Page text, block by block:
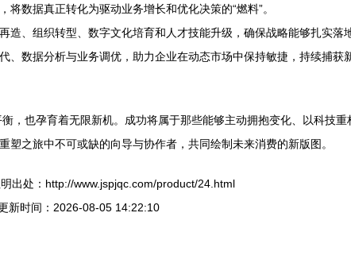
数据真正转化为驱动业务增长和优化决策的“燃料”。
造、组织转型、数字文化培育和人才技能升级，确保战略能够扎实落地
、数据分析与业务调优，助力企业在动态市场中保持敏捷，持续捕获
，也孕育着无限新机。成功将属于那些能够主动拥抱变化、以科技
之旅中不可或缺的向导与协作者，共同绘制未来消费的新版图。
出处：http://www.jspjqc.com/product/24.html
新时间：2026-08-05 14:22:10